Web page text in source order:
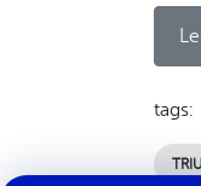
tags: